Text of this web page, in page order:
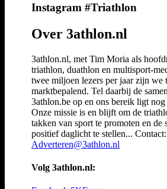
Instagram #Triathlon
Over 3athlon.nl
3athlon.nl, met Tim Moria als
triathlon, duathlon en multisport-
twee miljoen lezers per jaar zijn we
marktbepalend. Tel daarbij de
3athlon.be op en ons bereik ligt
Onze missie is en blijft om de
takken van sport te promoten en de
positief daglicht te stellen... Contact:
Adverteren@3athlon.nl
Volg 3athlon.nl: